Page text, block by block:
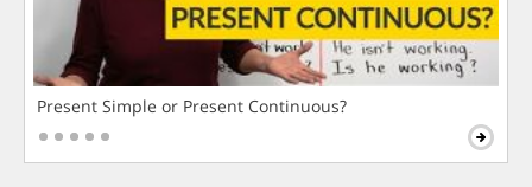
Present Simple or Present Continuous?